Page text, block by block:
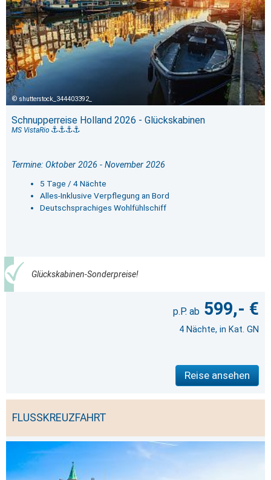
shutterstock_344403392_
Schnupperreise Holland 2026 - Glückskabinen
MS VistaRio
Termine: Oktober 2026 - November 2026
5 Tage / 4 Nächte
Alles-Inklusive Verpflegung an Bord
Deutschsprachiges Wohlfühlschiff
Glückskabinen-Sonderpreise!
599,- €
4 Nächte, in Kat. GN
Reise ansehen
FLUSSKREUZFAHRT